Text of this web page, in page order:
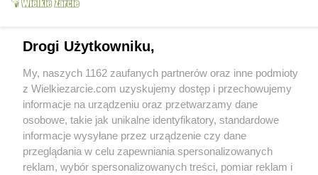
Halawa Dihiniyya czyli
krowka z Bagdadu
parasola
sernik slowacki
3.5k
parasola
Drogi Użytkowniku,
My, naszych 1162 zaufanych partnerów oraz inne podmioty
z Wielkiezarcie.com uzyskujemy dostęp i przechowujemy
informacje na urządzeniu oraz przetwarzamy dane
osobowe, takie jak unikalne identyfikatory, standardowe
informacje wysyłane przez urządzenie czy dane
przeglądania w celu zapewniania spersonalizowanych
reklam, wybór spersonalizowanych treści, pomiar reklam i